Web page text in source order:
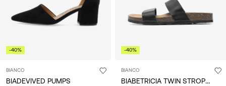
-40%
BIANCO
BIADEVIVED PUMPS
-40%
BIANCO
BIABETRICIA TWIN STROPPESANDALER